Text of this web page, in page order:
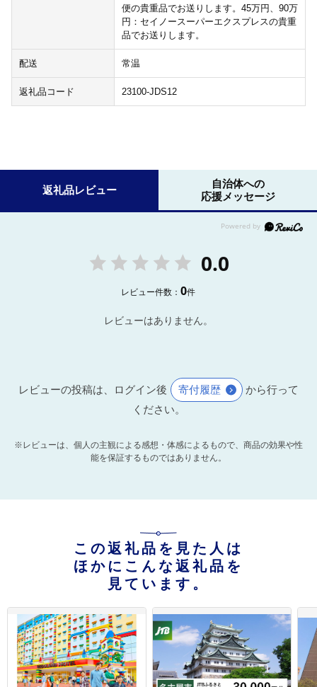
便の貴重品でお送りします。45万円、90万
円：セイノースーパーエクスプレスの貴重
品でお送りします。
配送 常温
返礼品コード 23100-JDS12
返礼品レビュー
自治体への
応援メッセージ
0.0
レビュー件数：0件
レビューはありません。
レビューの投稿は、ログイン後 寄付履歴
から行って
ください。
※レビューは、個人の主観による感想・体感によるもので、商品の効果や性
能を保証するものではありません。
この返礼品を見た人は
ほかにこんな返礼品を
見ています。